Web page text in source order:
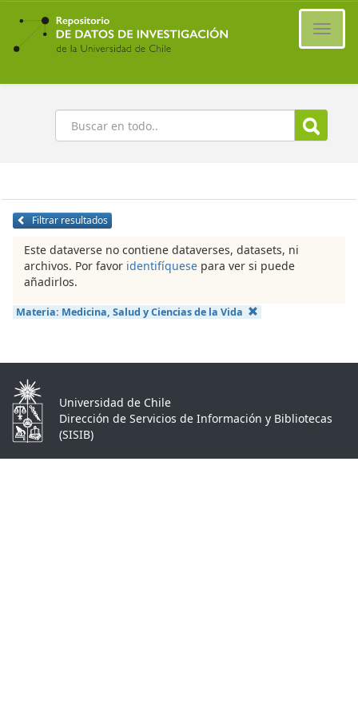
Ir
contenido
principal
Buscar
Filtrar resultados
Este dataverse no contiene dataverses, datasets, ni
archivos. Por favor identifíquese para ver si puede
añadirlos.
Materia: Medicina, Salud y Ciencias de la Vida
Universidad de Chile
Dirección de Servicios de Información y Bibliotecas
(SISIB)